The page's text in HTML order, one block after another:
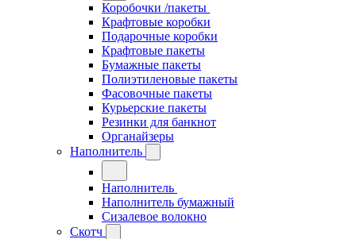
Коробочки /пакеты
Крафтовые коробки
Подарочные коробки
Крафтовые пакеты
Бумажные пакеты
Полиэтиленовые пакеты
Фасовочные пакеты
Курьерские пакеты
Резинки для банкнот
Органайзеры
Наполнитель
Наполнитель
Наполнитель бумажный
Сизалевое волокно
Скотч